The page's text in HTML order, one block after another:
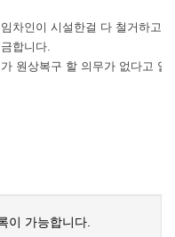
차인이 시설한걸 다 철거하고
합니다.
원상복구 할 의무가 없다고 알
이 가능합니다.